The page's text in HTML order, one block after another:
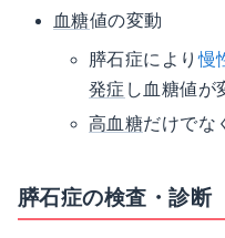
血糖値の変動
膵石症により慢
発症 し血糖値が
高血糖だけでな
膵石症の検査・診断